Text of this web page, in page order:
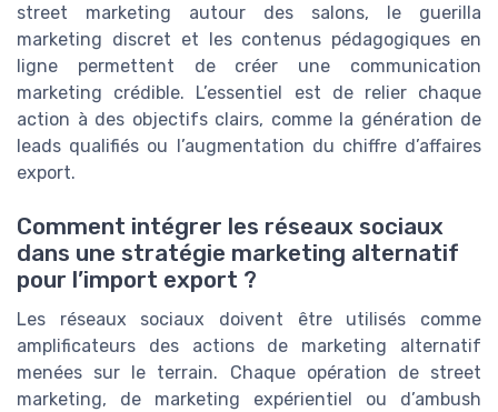
street marketing autour des salons, le guerilla
marketing discret et les contenus pédagogiques en
ligne permettent de créer une communication
marketing crédible. L’essentiel est de relier chaque
action à des objectifs clairs, comme la génération de
leads qualifiés ou l’augmentation du chiffre d’affaires
export.
Comment intégrer les réseaux sociaux
dans une stratégie marketing alternatif
pour l’import export ?
Les réseaux sociaux doivent être utilisés comme
amplificateurs des actions de marketing alternatif
menées sur le terrain. Chaque opération de street
marketing, de marketing expérientiel ou d’ambush